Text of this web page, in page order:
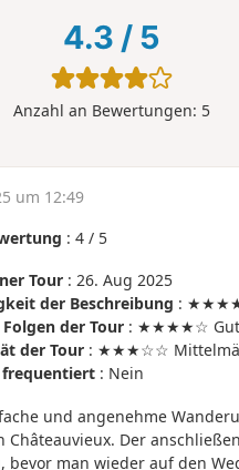
4.3 / 5
Anzahl an Bewertungen: 5
um 12:49
: 4/ 5
Tour: 26. Aug 2025
der Beschreibung :
der Tour: ★★★★☆ Gut
der Tour: ★★★☆☆
: Nein
und angenehme
Châteauvieux. Der
bevor man wieder auf den